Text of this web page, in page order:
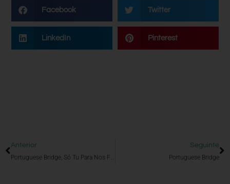
Facebook Twitter
LinkedIn Pinterest
Anterior
Seguinte
Portuguese Bridge